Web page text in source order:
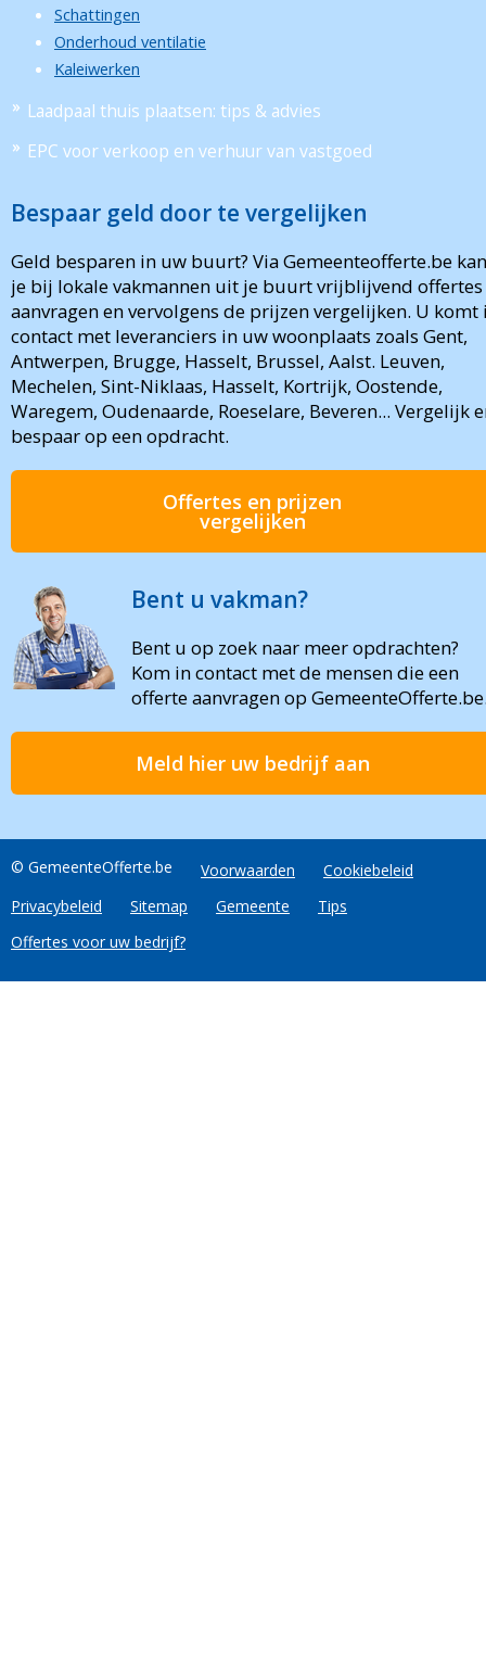
Schattingen
Onderhoud ventilatie
Kaleiwerken
Laadpaal thuis plaatsen: tips & advies
EPC voor verkoop en verhuur van vastgoed
Bespaar geld door te vergelijken
Geld besparen in uw buurt? Via Gemeenteofferte.be kan
je bij lokale vakmannen uit je buurt vrijblijvend offertes
aanvragen en vervolgens de prijzen vergelijken. U komt
contact met leveranciers in uw woonplaats zoals Gent,
Antwerpen, Brugge, Hasselt, Brussel, Aalst. Leuven,
Mechelen, Sint-Niklaas, Hasselt, Kortrijk, Oostende,
Waregem, Oudenaarde, Roeselare, Beveren... Vergelijk
bespaar op een opdracht.
Offertes en prijzen
vergelijken
Bent u vakman?
Bent u op zoek naar meer opdrachten?
Kom in contact met de mensen die een
offerte aanvragen op
Meld hier uw bedrijf aan
© GemeenteOfferte.be Voorwaarden
Cookiebeleid
Privacybeleid
Sitemap Gemeente
Tips
Offertes voor uw bedrijf?